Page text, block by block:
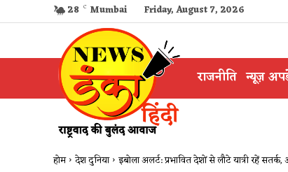
28 C Mumbai Friday, August 7, 2026
राजनीति न्यूज़
होम देश दुनिया इबोला अलर्ट: प्रभावित देशों से लौटे यात्री रहें